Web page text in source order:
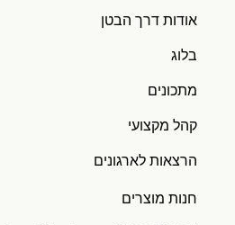
אודות דרך הבטן
בלוג
מתכונים
קהל מקצועי
הרצאות לארגונים
חנות מוצרים